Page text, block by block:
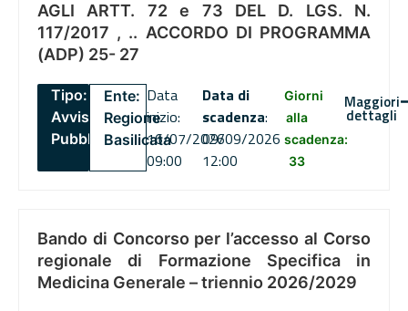
AGLI ARTT. 72 e 73 DEL D. LGS. N.
117/2017 , .. ACCORDO DI PROGRAMMA
(ADP) 25- 27
Tipo:
Avviso
Pubblico
Ente:
Regione
Basilicata
Data
inizio:
16/07/2026
09:00
Data di
scadenza:
09/09/2026
12:00
Giorni
alla
scadenza:
33
Maggiori
dettagli
Bando di Concorso per l’accesso al Corso
regionale di Formazione Specifica in
Medicina Generale – triennio 2026/2029